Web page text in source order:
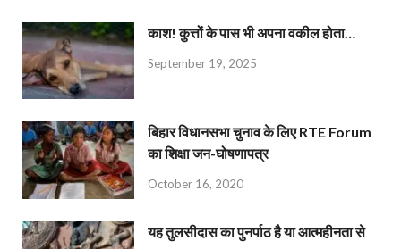
काश! कुत्तों के पास भी अपना वकील होता…
September 19, 2025
बिहार विधानसभा चुनाव के लिए RTE Forum
का शिक्षा जन-घोषणापत्र
October 16, 2020
यह तुलसीदास का पुनर्पाठ है या आत्महीनता से